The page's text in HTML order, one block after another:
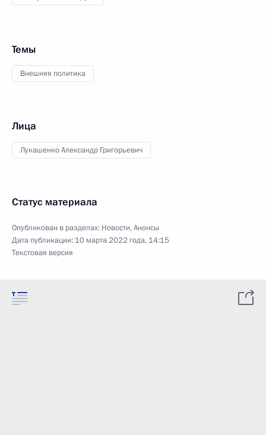
Темы
Внешняя политика
Лица
Лукашенко Александр Григорьевич
Статус материала
Опубликован в разделах: Новости,Анонсы
Дата публикации: 10 марта 2022 года, 14:15
Текстовая версия